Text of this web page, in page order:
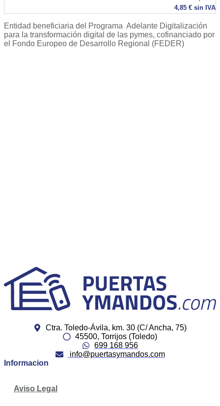
4,85 € sin IVA
Entidad beneficiaria del Programa Adelante Digitalización
para la transformación digital de las pymes, cofinanciado por
el Fondo Europeo de Desarrollo Regional (FEDER)
Ctra. Toledo-Ávila, km. 30 (C/ Ancha, 75)
45500, Torrijos (Toledo)
699 168 956
info@puertasymandos.com
Informacion
Aviso Legal